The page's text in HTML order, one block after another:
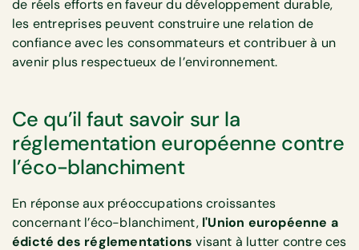
de réels efforts en faveur du développement durable,
les entreprises peuvent construire une relation de
confiance avec les consommateurs et contribuer à un
avenir plus respectueux de l’environnement.
Ce qu’il faut savoir sur la
réglementation européenne contre
l’éco-blanchiment
En réponse aux préoccupations croissantes
concernant l’éco-blanchiment, l'Union européenne a
édicté des réglementations visant à lutter contre ces